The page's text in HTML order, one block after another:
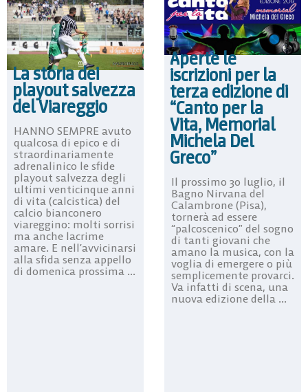
La storia dei
playout salvezza
del Viareggio
HANNO SEMPRE avuto
qualcosa di epico e di
straordinariamente
adrenalinico le sfide
playout salvezza degli
ultimi venticinque anni
di vita (calcistica) del
calcio bianconero
viareggino: molti sorrisi
ma anche lacrime
amare. E nell’avvicinarsi
alla sfida senza appello
di domenica prossima ...
Aperte le
iscrizioni per la
terza edizione di
“Canto per la
Vita, Memorial
Michela Del
Greco”
Il prossimo 30 luglio, il
Bagno Nirvana del
Calambrone (Pisa),
tornerà ad essere
“palcoscenico” del sogno
di tanti giovani che
amano la musica, con la
voglia di emergere o più
semplicemente provarci.
Va infatti di scena, una
nuova edizione della ...